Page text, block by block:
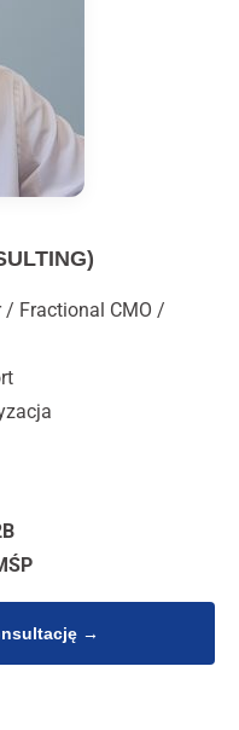
/ Fractional CMO /
→